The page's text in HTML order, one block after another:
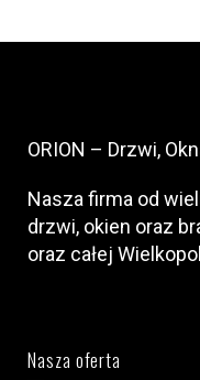
ORION – Drzwi,
Nasza firma od
drzwi, okien oraz
oraz całej
Nasza oferta